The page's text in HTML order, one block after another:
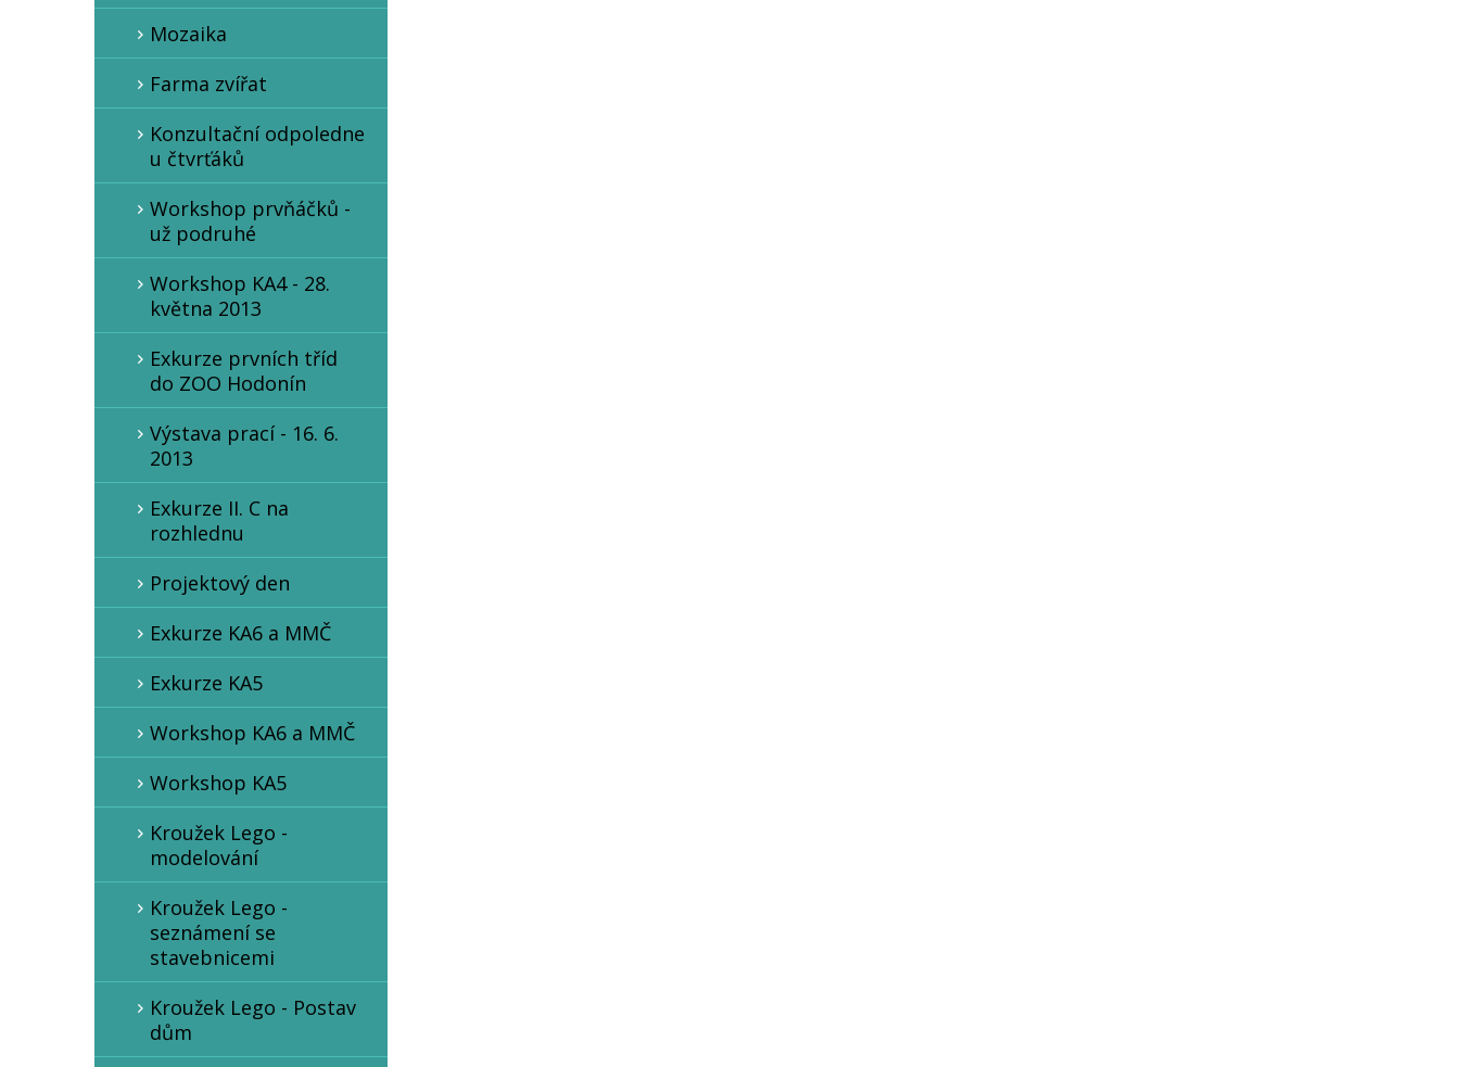
Mozaika
Farma zvířat
Konzultační odpoledne
u čtvrťáků
Workshop prvňáčků -
už podruhé
Workshop KA4 - 28.
května 2013
Exkurze prvních tříd
do ZOO Hodonín
Výstava prací - 16. 6.
2013
Exkurze II. C na
rozhlednu
Projektový den
Exkurze KA6 a MMČ
Exkurze KA5
Workshop KA6 a MMČ
Workshop KA5
Kroužek Lego -
modelování
Kroužek Lego -
seznámení se
stavebnicemi
Kroužek Lego - Postav
dům